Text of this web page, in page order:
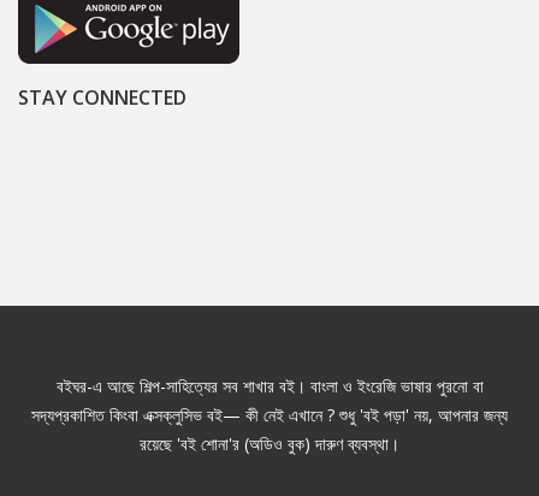
STAY CONNECTED
বইঘর-এ আছে শিল্প-সাহিত্যের সব শাখার বই। বাংলা ও ইংরেজি ভাষার পুরনো বা
সদ্যপ্রকাশিত কিংবা এক্সক্লুসিভ বই— কী নেই এখানে ? শুধু 'বই পড়া' নয়, আপনার জন্য
রয়েছে 'বই শোনা'র (অডিও বুক) দারুণ ব্যবস্থা।